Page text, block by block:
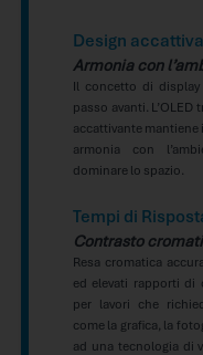
Design
Armonia con
Il concetto di
passo avanti.
accattivante mantiene
armonia con
dominare lo spazio.
Tempi di
Contrasto
Resa cromatica
ed elevati rapporti di
per lavori che
come la grafica, la
ad una tecnologia di